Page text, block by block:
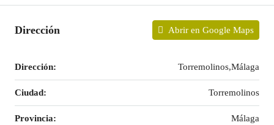
Dirección Abrir en Google Maps
Dirección: Torremolinos,Málaga
Ciudad: Torremolinos
Provincia: Málaga